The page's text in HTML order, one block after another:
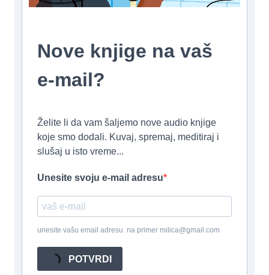
Nove knjige na vaš
e-mail?
Želite li da vam šaljemo nove audio knjige
koje smo dodali. Kuvaj, spremaj, meditiraj i
slušaj u isto vreme...
Unesite svoju e-mail adresu
unesite vašu email adresu. na primer milica@gmail.com
POTVRDI